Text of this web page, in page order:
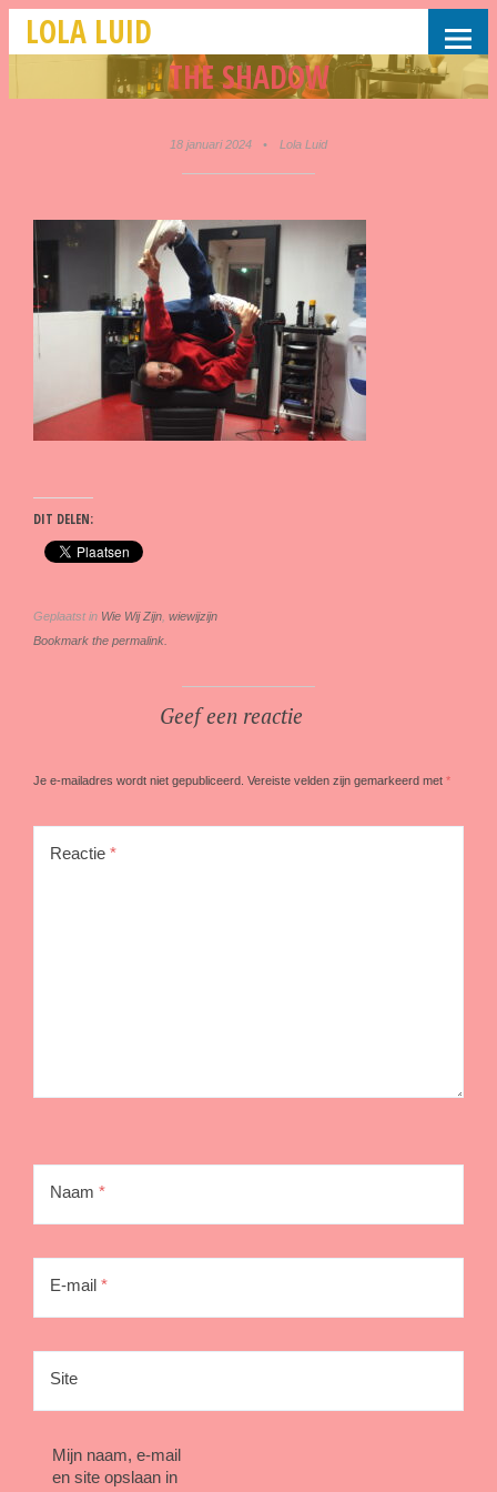
LOLA LUID
THE SHADOW
18 januari 2024 • Lola Luid
DIT DELEN:
Geplaatst in Wie Wij Zijn, wiewijzijn
Bookmark the permalink.
Geef een reactie
Je e-mailadres wordt niet gepubliceerd. Vereiste velden zijn gemarkeerd met *
Reactie *
Naam *
E-mail *
Site
Mijn naam, e-mail
en site opslaan in